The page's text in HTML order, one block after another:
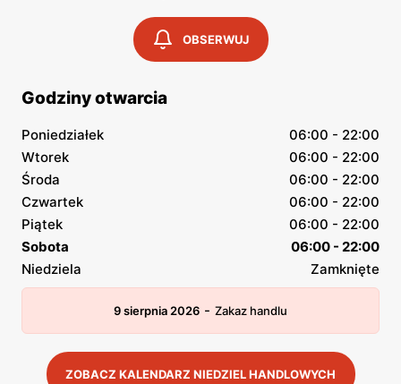
OBSERWUJ
Godziny otwarcia
Poniedziałek
06:00 - 22:00
Wtorek
06:00 - 22:00
Środa
06:00 - 22:00
Czwartek
06:00 - 22:00
Piątek
06:00 - 22:00
Sobota
06:00 - 22:00
Niedziela
Zamknięte
9 sierpnia 2026 - Zakaz handlu
ZOBACZ KALENDARZ NIEDZIEL HANDLOWYCH